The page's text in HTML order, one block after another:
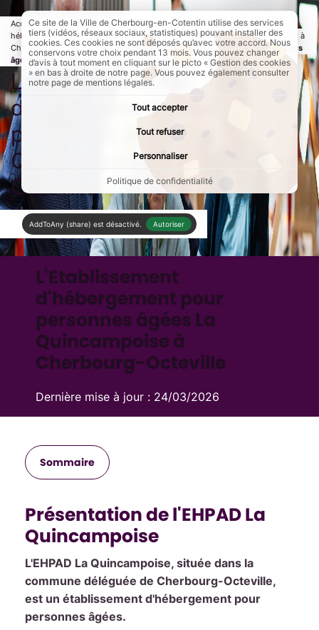
Accueil Au quotidien Solidarité et santé Senior
Les
hébergements pour les seniors à Cherbourg-en-Cotentin
Entrer en Ehpad à
Cherbourg-en-Cotentin
Page active :
L'Etablissement d'hébergement pour personnes
âgées La Quincampoise à Cherbourg-Octeville
L'Etablissement
d'hébergement pour
personnes âgées La
Quincampoise à Cherbourg-
Octeville
AddToAny (share) est désactivé. Autoriser
L'Etablissement
d'hébergement pour
personnes âgées La
Quincampoise à
Cherbourg-Octeville
Dernière mise à jour : 24/03/2026
Sommaire
Présentation de l'EHPAD La
Quincampoise
L'EHPAD La Quincampoise, située dans la
commune déléguée de Cherbourg-Octeville,
est un établissement d'hébergement pour
personnes âgées.
Ce site de la Ville de Cherbourg-en-Cotentin utilise des services
tiers (vidéos, réseaux sociaux, statistiques) pouvant installer des
cookies. Ces cookies ne sont déposés qu’avec votre accord. Nous
conservons votre choix pendant 13 mois. Vous pouvez changer
d’avis à tout moment en cliquant sur le picto « Gestion des cookies
» en bas à droite de notre page. Vous pouvez également consulter
notre page de mentions légales.
Tout accepter
Tout refuser
Personnaliser
Politique de confidentialité